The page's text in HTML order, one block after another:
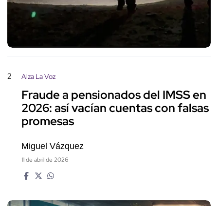
2 Alza La Voz
Fraude a pensionados del IMSS en
2026: así vacían cuentas con falsas
promesas
Miguel Vázquez
11 de abril de 2026